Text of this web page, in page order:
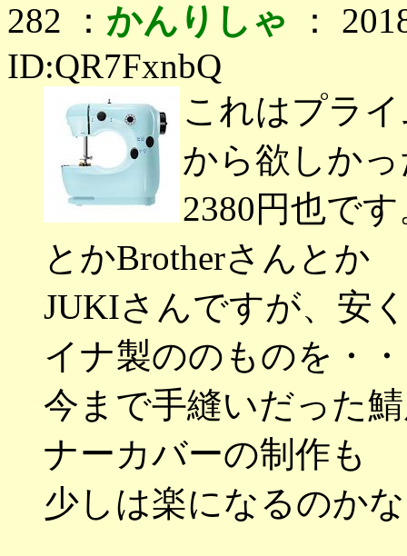
282 ： かんりしゃ ：
ID:QR7FxnbQ
これはプラ
から欲しか
2380円也で
とかBrotherさんとか
JUKIさんですが、安
イナ製ののものを・
今まで手縫いだった
ナーカバーの制作も
少しは楽になるのか